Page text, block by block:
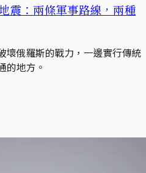
震：兩條軍事路線，兩種
壞俄羅斯的戰力，一邊實行傳統
的地方。